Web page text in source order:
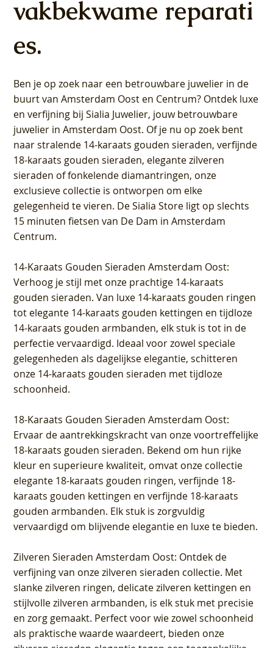
vakbekwame reparati
es.
Ben je op zoek naar een betrouwbare juwelier in de
buurt van Amsterdam Oost en Centrum? Ontdek luxe
en verfijning bij Sialia Juwelier, jouw betrouwbare
juwelier in Amsterdam Oost. Of je nu op zoek bent
naar stralende 14-karaats gouden sieraden, verfijnde
18-karaats gouden sieraden, elegante zilveren
sieraden of fonkelende diamantringen, onze
exclusieve collectie is ontworpen om elke
gelegenheid te vieren. De Sialia Store ligt op slechts
15 minuten fietsen van De Dam in Amsterdam
Centrum.
14-Karaats Gouden Sieraden Amsterdam Oost:
Verhoog je stijl met onze prachtige 14-karaats
gouden sieraden. Van luxe 14-karaats gouden ringen
tot elegante 14-karaats gouden kettingen en tijdloze
14-karaats gouden armbanden, elk stuk is tot in de
perfectie vervaardigd. Ideaal voor zowel speciale
gelegenheden als dagelijkse elegantie, schitteren
onze 14-karaats gouden sieraden met tijdloze
schoonheid.
18-Karaats Gouden Sieraden Amsterdam Oost:
Ervaar de aantrekkingskracht van onze voortreffelijke
18-karaats gouden sieraden. Bekend om hun rijke
kleur en superieure kwaliteit, omvat onze collectie
elegante 18-karaats gouden ringen, verfijnde 18-
karaats gouden kettingen en verfijnde 18-karaats
gouden armbanden. Elk stuk is zorgvuldig
vervaardigd om blijvende elegantie en luxe te bieden.
Zilveren Sieraden Amsterdam Oost: Ontdek de
verfijning van onze zilveren sieraden collectie. Met
slanke zilveren ringen, delicate zilveren kettingen en
stijlvolle zilveren armbanden, is elk stuk met precisie
en zorg gemaakt. Perfect voor wie zowel schoonheid
als praktische waarde waardeert, bieden onze